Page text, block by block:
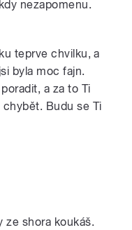
nezapomenu.
teprve chvilku, a
byla moc fajn.
a za to Ti
Budu se Ti
ze shora koukáš.